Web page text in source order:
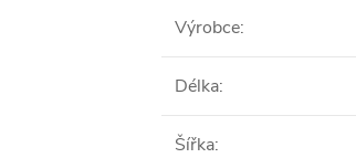
Výrobce:
Délka:
Šířka: